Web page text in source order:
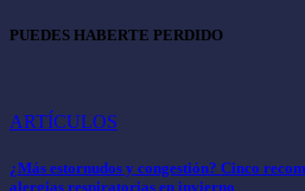
PUEDES HABERTE PERDIDO
ARTÍCULOS
¿Más estornudos y congestión? Cinco
alergias respiratorias en invierno